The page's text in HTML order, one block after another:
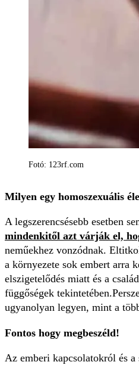
Fotó: 123rf.com
Milyen egy homoszexuális
A legszerencsésebb esetben
mindenkitől azt várják el,
neműekhez vonzódnak.
a környezete sok embert arra
elszigetelődés miatt és a
függőségek tekintetében.
ugyanolyan legyen, mint a
Fontos hogy megbeszéld!
Az emberi kapcsolatokról és a